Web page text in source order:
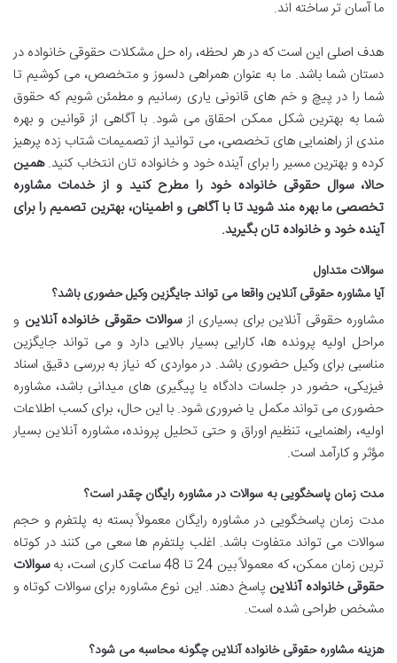
ما آسان تر ساخته اند.
هدف اصلی این است که در هر لحظه، راه حل مشکلات حقوقی خانواده در
دستان شما باشد. ما به عنوان همراهی دلسوز و متخصص، می کوشیم تا
شما را در پیچ و خم های قانونی یاری رسانیم و مطمئن شویم که حقوق
شما به بهترین شکل ممکن احقاق می شود. با آگاهی از قوانین و بهره
مندی از راهنمایی های تخصصی، می توانید از تصمیمات شتاب زده پرهیز
کرده و بهترین مسیر را برای آینده خود و خانواده تان انتخاب کنید.همین
حالا، سوال حقوقی خانواده خود را مطرح کنید و از خدمات مشاوره
تخصصی ما بهره مند شوید تا با آگاهی و اطمینان، بهترین تصمیم را برای
آینده خود و خانواده تان بگیرید.
سوالات متداول
آیا مشاوره حقوقی آنلاین واقعا می تواند جایگزین وکیل حضوری باشد؟
مشاوره حقوقی آنلاین برای بسیاری ازسوالات حقوقی خانواده آنلاین و
مراحل اولیه پرونده ها، کارایی بسیار بالایی دارد و می تواند جایگزین
مناسبی برای وکیل حضوری باشد. در مواردی که نیاز به بررسی دقیق اسناد
فیزیکی، حضور در جلسات دادگاه یا پیگیری های میدانی باشد، مشاوره
حضوری می تواند مکمل یا ضروری شود. با این حال، برای کسب اطلاعات
اولیه، راهنمایی، تنظیم اوراق و حتی تحلیل پرونده، مشاوره آنلاین بسیار
مؤثر و کارآمد است.
مدت زمان پاسخگویی به سوالات در مشاوره رایگان چقدر است؟
مدت زمان پاسخگویی در مشاوره رایگان معمولاً بسته به پلتفرم و حجم
سوالات می تواند متفاوت باشد. اغلب پلتفرم ها سعی می کنند در کوتاه
ترین زمان ممکن، که معمولاً بین 24 تا 48 ساعت کاری است، به
سوالات
حقوقی خانواده آنلاین پاسخ دهند. این نوع مشاوره برای سوالات کوتاه و
مشخص طراحی شده است.
هزینه مشاوره حقوقی خانواده آنلاین چگونه محاسبه می شود؟